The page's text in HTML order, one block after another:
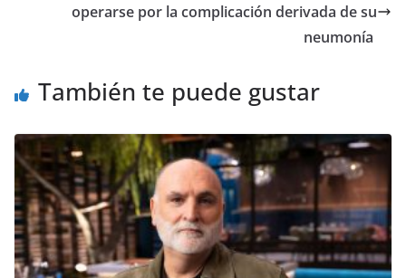
operarse por la complicación derivada de su
neumonía
También te puede gustar